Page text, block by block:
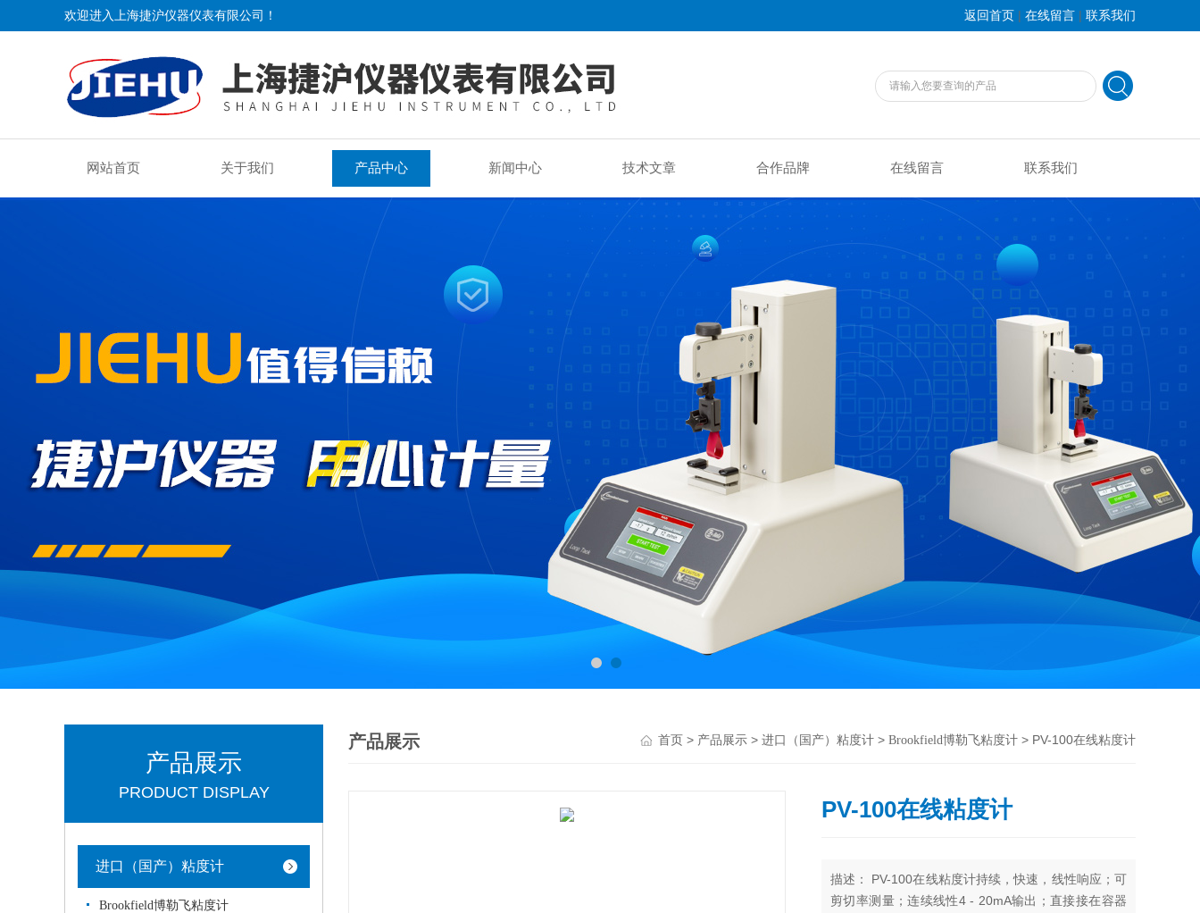
欢迎进入上海捷沪仪器仪表有限公司！ 返回首页 | 在线留言 | 联系我们
网站首页 关于我们 产品中心 新闻中心 技术文章 合作品牌 在线留言 联系我们
产品展示
PRODUCT DISPLAY
进口（国产）粘度计
Brookfield博勒飞粘度计
产品展示 首页 > 产品展示 > 进口（国产）粘度计 > Brookfield博勒飞粘度计 > PV-100在线粘度计
PV-100在线粘度计
描述： PV-100在线粘度计持续，快速，线性响应；可
剪切率测量；连续线性4 - 20mA输出；直接接在容器